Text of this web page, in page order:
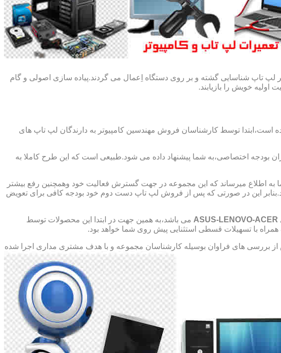
لپ تاپ شناسایی گشته و بر روی دستگاه اِعمال می گردند.پیاده سازی اصولی و گام
خویش را بازیابند.
است،ابتدا توسط کارشناسان فروش مهندسین کامپیوتر به دارندگان لپ تاپ های
بودجه اختصاصی،به شما پیشنهاد داده می شود.طبیعی است که این طرح کاملا به
اطلاع میرساند که این مجموعه در جهت گسترش فعالیت خود وهمچنین رفع بیشتر
این در صورتی که پس از فروش لپ تاپ دست دوم خود بودجه کافی برای تعویض
ASUS-LENOVO-ACER می باشد،به همین جهت در ابتدا این محصولات توسط
با تسهیلات قسطی استثنایی پیش روی شما خواهد بود.
بررسی های فراوان بوسیله کارشناسان مجموعه و با هدف مشتری مداری اجرا شده